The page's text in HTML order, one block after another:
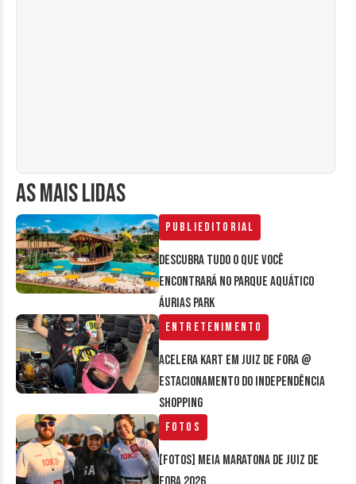
AS MAIS LIDAS
Publieditorial
Descubra tudo o que você
encontrará no parque aquático
Áurias Park
Entretenimento
Acelera Kart em Juiz de Fora @
estacionamento do Independência
Shopping
Fotos
[FOTOS] Meia Maratona de Juiz de